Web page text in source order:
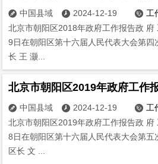
 中国县域  2024-12-19  工
北京市朝阳区2018年政府工作报告政
9日在朝阳区第十六届人民代表大会第
长 王 灏...
北京市朝阳区2019年政府工作
 中国县域  2024-12-19  工
北京市朝阳区2019年政府工作报告政
8日在朝阳区第十六届人民代表大会第
区长 文 ...